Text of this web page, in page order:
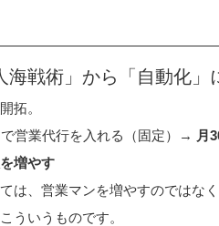
海戦術」から「自動化
拓。
で営業代行を入れる（固定）→ 月
増やす
は、営業マンを増やすのではなく
ういうものです。